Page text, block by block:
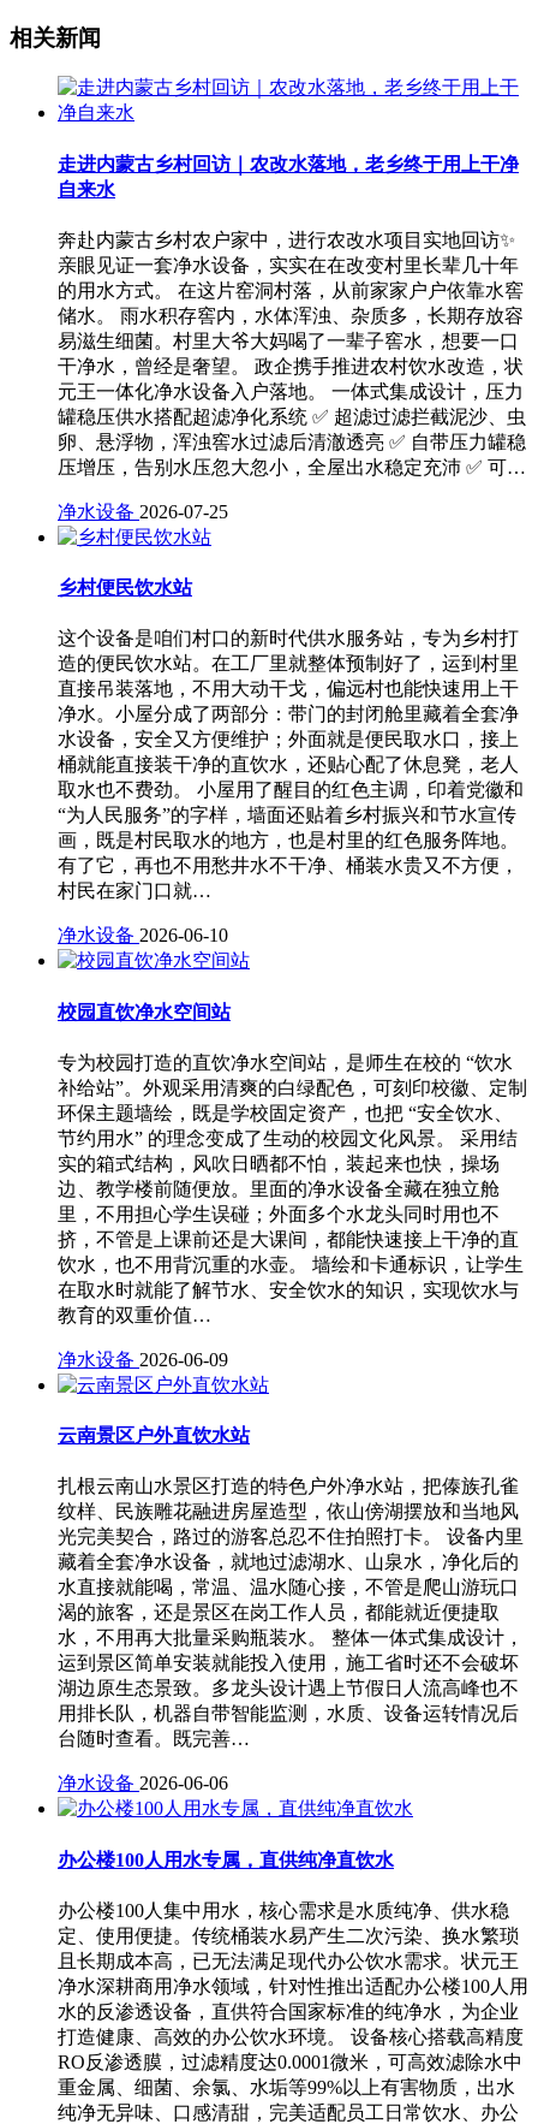
相关新闻
走进内蒙古乡村回访｜农改水落地，老乡终于用上干净
自来水
奔赴内蒙古乡村农户家中，进行农改水项目实地回访✨
亲眼见证一套净水设备，实实在在改变村里长辈几十年
的用水方式。 在这片窑洞村落，从前家家户户依靠水窖
储水。 雨水积存窖内，水体浑浊、杂质多，长期存放容
易滋生细菌。村里大爷大妈喝了一辈子窖水，想要一口
干净水，曾经是奢望。 政企携手推进农村饮水改造，状
元王一体化净水设备入户落地。 一体式集成设计，压力
罐稳压供水搭配超滤净化系统 ✅ 超滤过滤拦截泥沙、虫
卵、悬浮物，浑浊窖水过滤后清澈透亮 ✅ 自带压力罐稳
压增压，告别水压忽大忽小，全屋出水稳定充沛 ✅ 可…
净水设备 2026-07-25
乡村便民饮水站
这个设备是咱们村口的新时代供水服务站，专为乡村打
造的便民饮水站。在工厂里就整体预制好了，运到村里
直接吊装落地，不用大动干戈，偏远村也能快速用上干
净水。小屋分成了两部分：带门的封闭舱里藏着全套净
水设备，安全又方便维护；外面就是便民取水口，接上
桶就能直接装干净的直饮水，还贴心配了休息凳，老人
取水也不费劲。 小屋用了醒目的红色主调，印着党徽和
“为人民服务”的字样，墙面还贴着乡村振兴和节水宣传
画，既是村民取水的地方，也是村里的红色服务阵地。
有了它，再也不用愁井水不干净、桶装水贵又不方便，
村民在家门口就…
净水设备 2026-06-10
校园直饮净水空间站
专为校园打造的直饮净水空间站，是师生在校的 “饮水
补给站”。外观采用清爽的白绿配色，可刻印校徽、定制
环保主题墙绘，既是学校固定资产，也把 “安全饮水、
节约用水” 的理念变成了生动的校园文化风景。 采用结
实的箱式结构，风吹日晒都不怕，装起来也快，操场
边、教学楼前随便放。里面的净水设备全藏在独立舱
里，不用担心学生误碰；外面多个水龙头同时用也不
挤，不管是上课前还是大课间，都能快速接上干净的直
饮水，也不用背沉重的水壶。 墙绘和卡通标识，让学生
在取水时就能了解节水、安全饮水的知识，实现饮水与
教育的双重价值…
净水设备 2026-06-09
云南景区户外直饮水站
扎根云南山水景区打造的特色户外净水站，把傣族孔雀
纹样、民族雕花融进房屋造型，依山傍湖摆放和当地风
光完美契合，路过的游客总忍不住拍照打卡。 设备内里
藏着全套净水设备，就地过滤湖水、山泉水，净化后的
水直接就能喝，常温、温水随心接，不管是爬山游玩口
渴的旅客，还是景区在岗工作人员，都能就近便捷取
水，不用再大批量采购瓶装水。 整体一体式集成设计，
运到景区简单安装就能投入使用，施工省时还不会破坏
湖边原生态景致。多龙头设计遇上节假日人流高峰也不
用排长队，机器自带智能监测，水质、设备运转情况后
台随时查看。既完善…
净水设备 2026-06-06
办公楼100人用水专属，直供纯净直饮水
办公楼100人集中用水，核心需求是水质纯净、供水稳
定、使用便捷。传统桶装水易产生二次污染、换水繁琐
且长期成本高，已无法满足现代办公饮水需求。状元王
净水深耕商用净水领域，针对性推出适配办公楼100人用
水的反渗透设备，直供符合国家标准的纯净水，为企业
打造健康、高效的办公饮水环境。 设备核心搭载高精度
RO反渗透膜，过滤精度达0.0001微米，可高效滤除水中
重金属、细菌、余氯、水垢等99%以上有害物质，出水
纯净无异味、口感清甜，完美适配员工日常饮水、办公